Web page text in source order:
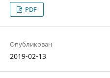
PDF
Опубликован
2019-02-13